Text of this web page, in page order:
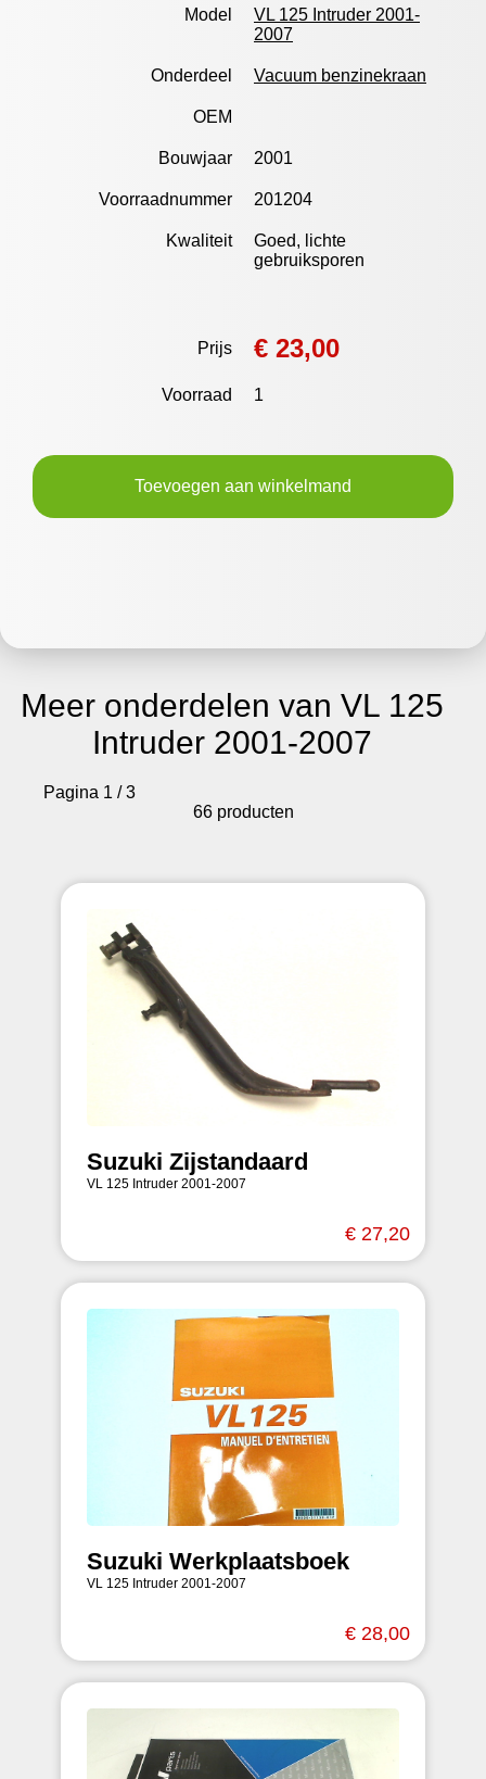
Model
VL 125 Intruder 2001-
2007
Onderdeel Vacuum benzinekraan
OEM
Bouwjaar 2001
Voorraadnummer 201204
Kwaliteit
Goed, lichte
gebruiksporen
Prijs € 23,00
Voorraad 1
Toevoegen aan winkelmand
Meer onderdelen van VL 125
Intruder 2001-2007
Pagina 1 / 3
66 producten
Suzuki Zijstandaard
VL 125 Intruder 2001-2007
€ 27,20
Suzuki Werkplaatsboek
VL 125 Intruder 2001-2007
€ 28,00